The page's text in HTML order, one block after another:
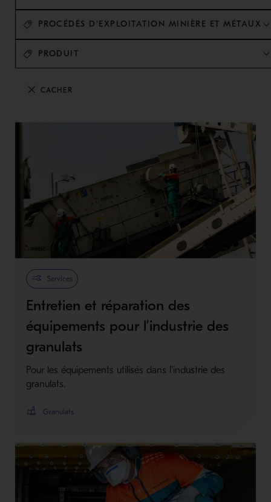
CACHER
PROCÉDÉS D'EXPLOITATION MINIÈRE ET MÉTAUX
PRODUIT
Services
Entretien et réparation des
équipements pour l’industrie des
granulats
Pour les équipements utilisés dans l'industrie des
granulats.
Granulats